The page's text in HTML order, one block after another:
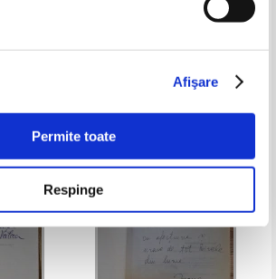
Afişare
Permite toate
Respinge
24. Spre
Marin Porumbescu - Pasari
subterane (cu autograful